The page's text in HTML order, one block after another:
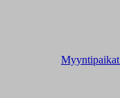
Myyntipaikat